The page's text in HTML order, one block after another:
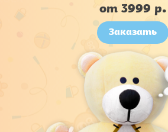
от 3999 р.
Заказать